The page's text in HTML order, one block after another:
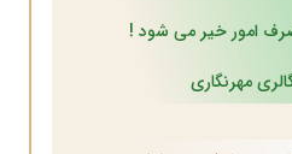
مهرنگاری